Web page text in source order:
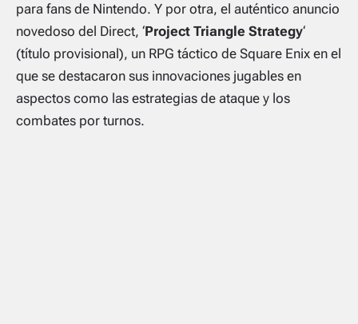
para fans de Nintendo. Y por otra, el auténtico anuncio
novedoso del Direct, ‘Project Triangle Strategy‘
(título provisional), un RPG táctico de Square Enix en el
que se destacaron sus innovaciones jugables en
aspectos como las estrategias de ataque y los
combates por turnos.